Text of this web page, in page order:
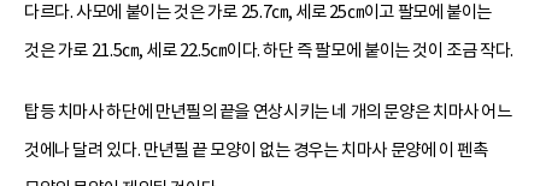
다르다. 사모에 붙이는 것은 가로 25.7㎝, 세로 25㎝이고 팔모에 붙이는
것은 가로 21.5㎝, 세로 22.5㎝이다. 하단 즉 팔모에 붙이는 것이 조금 작다.
탑등 치마사 하단에 만년필의 끝을 연상시키는 네 개의 문양은 치마사 어느
것에나 달려 있다. 만년필 끝 모양이 없는 경우는 치마사 문양에 이 펜촉